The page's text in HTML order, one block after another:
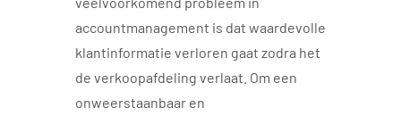
accountmanagement is dat waardevolle
klantinformatie verloren gaat zodra het
de verkoopafdeling verlaat. Om een
onweerstaanbaar en